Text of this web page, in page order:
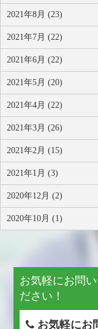
2021年8月 (23)
2021年7月 (22)
2021年6月 (22)
2021年5月 (20)
2021年4月 (22)
2021年3月 (26)
2021年2月 (15)
2021年1月 (3)
2020年12月 (2)
2020年10月 (1)
お気軽にお問
ださい！
お気軽にお